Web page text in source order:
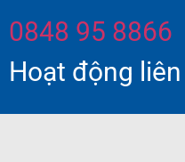
0848 95 8866
Hoạt động